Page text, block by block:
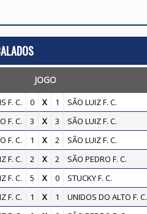
JOGO
F. C. 0 X 1 SÃO LUIZ F. C.
F. C. 3 X 3 SÃO LUIZ F. C.
F. C. 1 X 2 SÃO LUIZ F. C.
F. C. 2 X 2 SÃO PEDRO F. C.
F. C. 5 X 0 STUCKY F. C.
F. C. 1 X 1 UNIDOS DO ALTO F. C.